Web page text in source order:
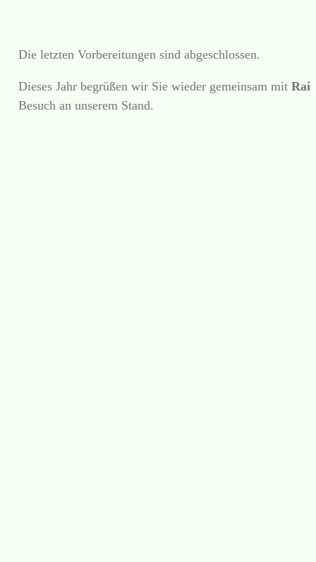
Die letzten Vorbereitungen sind abgeschlossen.
Dieses Jahr begrüßen wir Sie wieder gemeinsam mit
Besuch an unserem Stand.